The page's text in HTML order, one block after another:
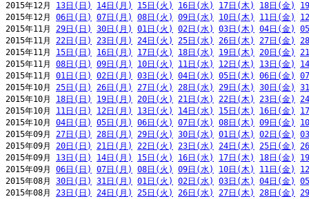
2015年12月 13日(日) 14日(月) 15日(火) 16日(水) 17日(木) 18日(金)
2015年12月 06日(日) 07日(月) 08日(火) 09日(水) 10日(木) 11日(金)
2015年11月 29日(日) 30日(月) 01日(火) 02日(水) 03日(木) 04日(金)
2015年11月 22日(日) 23日(月) 24日(火) 25日(水) 26日(木) 27日(金)
2015年11月 15日(日) 16日(月) 17日(火) 18日(水) 19日(木) 20日(金)
2015年11月 08日(日) 09日(月) 10日(火) 11日(水) 12日(木) 13日(金)
2015年11月 01日(日) 02日(月) 03日(火) 04日(水) 05日(木) 06日(金)
2015年10月 25日(日) 26日(月) 27日(火) 28日(水) 29日(木) 30日(金)
2015年10月 18日(日) 19日(月) 20日(火) 21日(水) 22日(木) 23日(金)
2015年10月 11日(日) 12日(月) 13日(火) 14日(水) 15日(木) 16日(金)
2015年10月 04日(日) 05日(月) 06日(火) 07日(水) 08日(木) 09日(金)
2015年09月 27日(日) 28日(月) 29日(火) 30日(水) 01日(木) 02日(金)
2015年09月 20日(日) 21日(月) 22日(火) 23日(水) 24日(木) 25日(金)
2015年09月 13日(日) 14日(月) 15日(火) 16日(水) 17日(木) 18日(金)
2015年09月 06日(日) 07日(月) 08日(火) 09日(水) 10日(木) 11日(金)
2015年08月 30日(日) 31日(月) 01日(火) 02日(水) 03日(木) 04日(金)
2015年08月 23日(日) 24日(月) 25日(火) 26日(水) 27日(木) 28日(金)